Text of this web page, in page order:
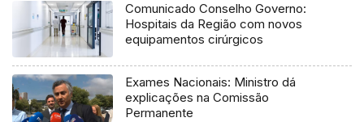
Comunicado Conselho Governo:
Hospitais da Região com novos
equipamentos cirúrgicos
Exames Nacionais: Ministro dá
explicações na Comissão
Permanente